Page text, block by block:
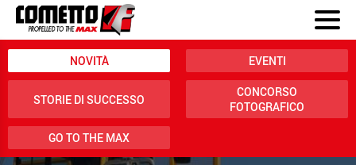
NOVITÀ EVENTI
STORIE DI SUCCESSO
CONCORSO
FOTOGRAFICO
GO TO THE MAX